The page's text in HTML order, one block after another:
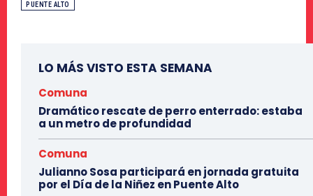
PUENTE ALTO
LO MÁS VISTO ESTA SEMANA
Comuna
Dramático rescate de perro enterrado: estaba
a un metro de profundidad
Comuna
Julianno Sosa participará en jornada gratuita
por el Día de la Niñez en Puente Alto